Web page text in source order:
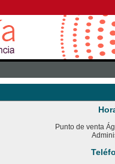
Punto de venta